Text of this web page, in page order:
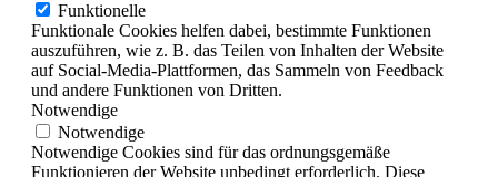
Funktionelle
Funktionale Cookies helfen dabei, bestimmte Funktionen
auszuführen, wie z. B. das Teilen von Inhalten der Website
auf Social-Media-Plattformen, das Sammeln von Feedback
und andere Funktionen von Dritten.
Notwendige
Notwendige
Notwendige Cookies sind für das ordnungsgemäße
Funktionieren der Website unbedingt erforderlich. Diese